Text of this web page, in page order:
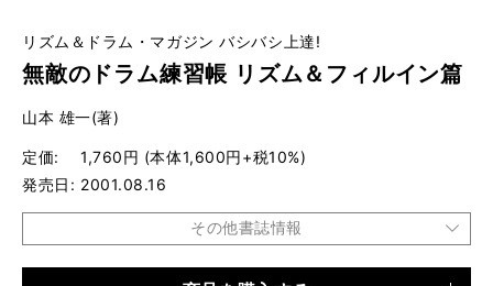
リズム＆ドラム・マガジン バシバシ上達!
無敵のドラム練習帳 リズム＆フィルイン篇
山本 雄一(著)
定価
1,760円 (本体1,600円+税10%)
発売日
2001.08.16
その他書誌情報